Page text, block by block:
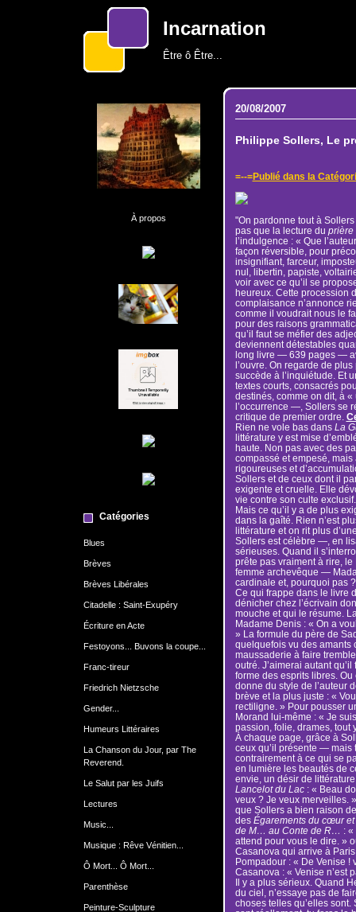
Incarnation
Être ô Être...
À propos
Catégories
Blues
Brèves
Brèves Libérales
Citadelle : Saint-Exupéry
Écriture en Acte
Festoyons... Buvons la coupe...
Franc-tireur
Friedrich Nietzsche
Gender...
Humeurs Littéraires
La Chanson du Jour, par The
Reverend.
Le Salut par les Juifs
Lectures
Music...
Musique : Rêve Vénitien...
Ô Mort... Ô Mort...
Parenthèse
Peinture-Sculpture
20/08/2007
Philippe Sollers, Le
=--=Publié dans la
"On pardonne tout à
pas que la lecture du prière
l’indulgence : « Que
façon réversible, pour
insignifiant, farceur,
nul, libertin, papiste,
voir avec ce qu’il se
heureux. Cette procession
complaisance n’annonce
comme il voudrait nous le
pour des raisons
qu’il faut se méfier des
deviennent détestables
long livre — 639 pages —
l’ouvre. On regarde de
succède à l’inquiétude. Et
textes courts, consacrés
destinés, comme on dit, à
l’occurrence —, Sollers se
critique de premier ordre.
Rien ne vole bas dans La
littérature y est mise
haute. Non pas avec des
compassé et empesé,
rigoureuses et
Sollers et de ceux dont il
exigente et cruelle. Elle
vie contre son culte exclusif.
Mais ce qu’il y a de plus
dans la gaîté. Rien n’est
littérature et on rit plus
Sollers est célèbre —, en
sérieuses. Quand il
prête pas vraiment à rire, le
femme archevêque —
cardinale et, pourquoi pas
Ce qui frappe dans le livre
dénicher chez l’écrivain
mouche et qui le résume.
Madame Denis : « On a
» La formule du père de
quelquefois vu des amants
maussaderie à faire
outré. J’aimerai autant
forme des esprits libres.
donne du style de l’auteur
brève et la plus juste : «
rectiligne. » Pour pousser
Morand lui-même : « Je
passion, folie, drames, tout
À chaque page, grâce à
ceux qu’il présente — mais
contrairement à ce qui se
en lumière les beautés de
envie, un désir de
Lancelot du Lac: « Beau
veux ? Je veux merveilles.
que Sollers a bien raison
des Égarements du cœur et
de M… au Conte de R… :
attend pour vous le dire. »
Casanova qui arrive à
Pompadour : « De Venise !
Casanova : « Venise n’est
Il y a plus sérieux. Quand
du ciel, n’essaye pas de
choses telles qu’elles sont.